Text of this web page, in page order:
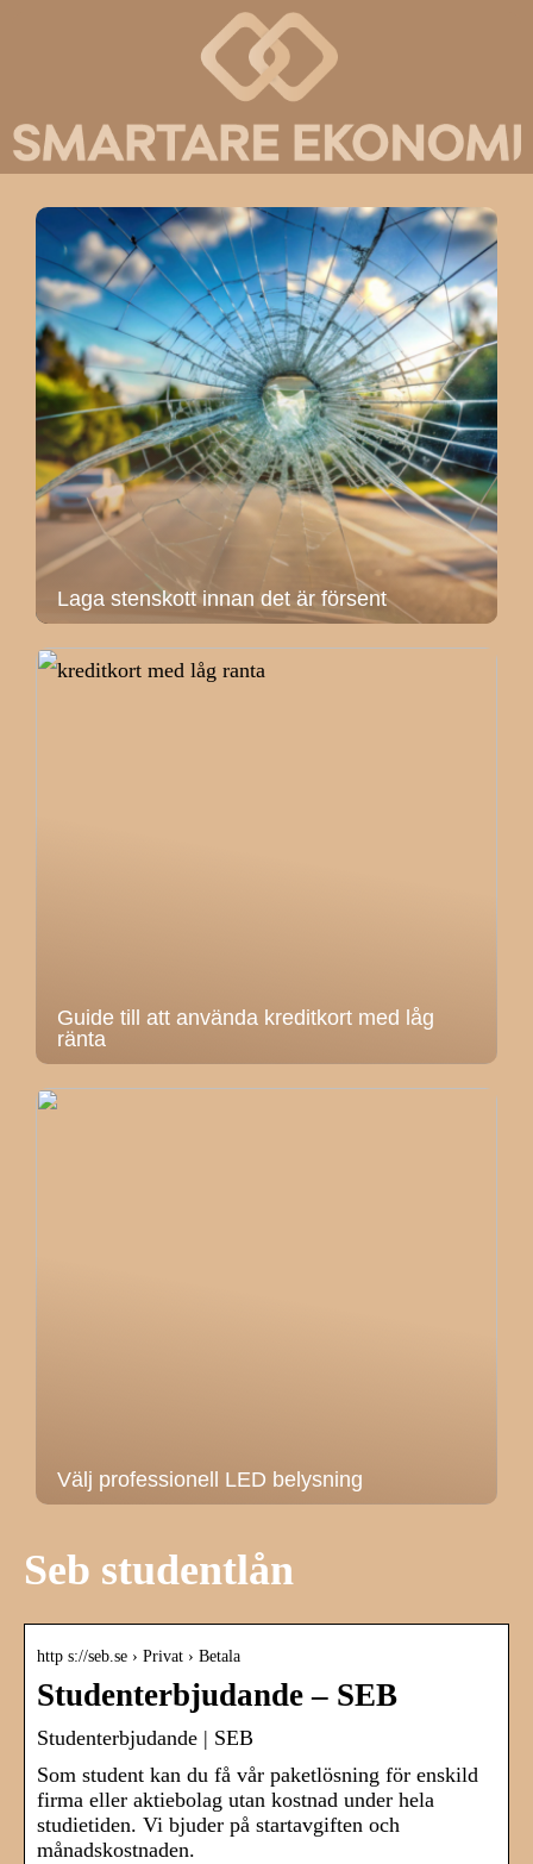
Laga stenskott innan det är försent
Guide till att använda kreditkort med låg
ränta
Välj professionell LED belysning
Seb studentlån
http s://seb.se › Privat › Betala
Studenterbjudande – SEB
Studenterbjudande | SEB
Som student kan du få vår paketlösning för enskild
firma eller aktiebolag utan kostnad under hela
studietiden. Vi bjuder på startavgiften och
månadskostnaden.